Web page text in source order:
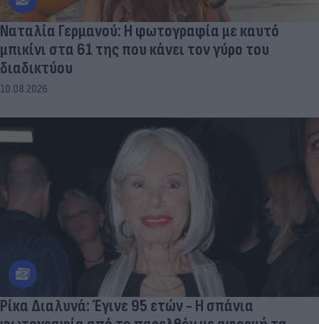
Ναταλία Γερμανού: Η φωτογραφία με καυτό
μπικίνι στα 61 της που κάνει τον γύρο του
διαδικτύου
10.08.2026
Ρίκα Διαλυνά: Έγινε 95 ετών - Η σπάνια